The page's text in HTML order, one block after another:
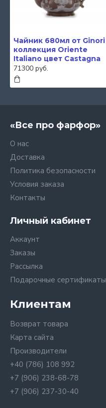
Чайник 680мл от Ginori
коллекция Oriente
Italiano цвет Castagna
71300 руб.
«Все про фарфор»
О нас
Доставка
Политика безопасности
Условия заказа
Контакты
Личный кабинет
Аккаунт
Заказы
Рассылка
Подарочные сертификаты
Клиентам
Возврат товара
Карта сайта
Производители
+40 (786) 108 992
+7 (906) 238-68-78
+7 (906) 237-30-40